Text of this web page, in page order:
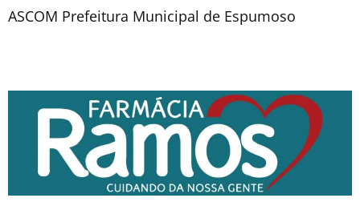
ASCOM Prefeitura Municipal de Espumoso